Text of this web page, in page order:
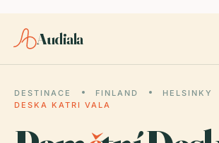
Audiala
DESTINACE FINLAND HELSINKY
DESKA KATRI VALA